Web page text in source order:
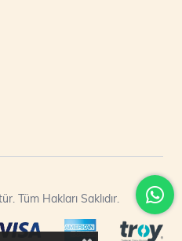
Tüm Hakları Saklıdır.